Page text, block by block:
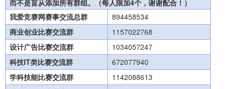
而不是盲从添加所有群组。（每人限加4个，谢谢配合！）
我爱竞赛网赛事交流总群
894458534
商业创业比赛交流群
1157022768
设计广告比赛交流群
1034057247
科技IT类比赛交流群
672077940
学科技能比赛交流群
1142088613